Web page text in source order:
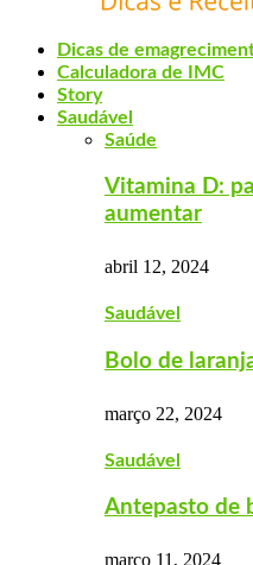
Dicas de
Calculadora de IMC
Story
Saudável
Saúde
Vitamina D:
aumentar
abril 12, 2024
Saudável
Bolo de
março 22, 2024
Saudável
Antepasto de
março 11, 2024